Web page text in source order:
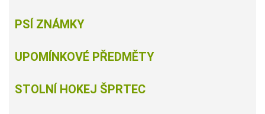
PSÍ ZNÁMKY
UPOMÍNKOVÉ PŘEDMĚTY
STOLNÍ HOKEJ ŠPRTEC